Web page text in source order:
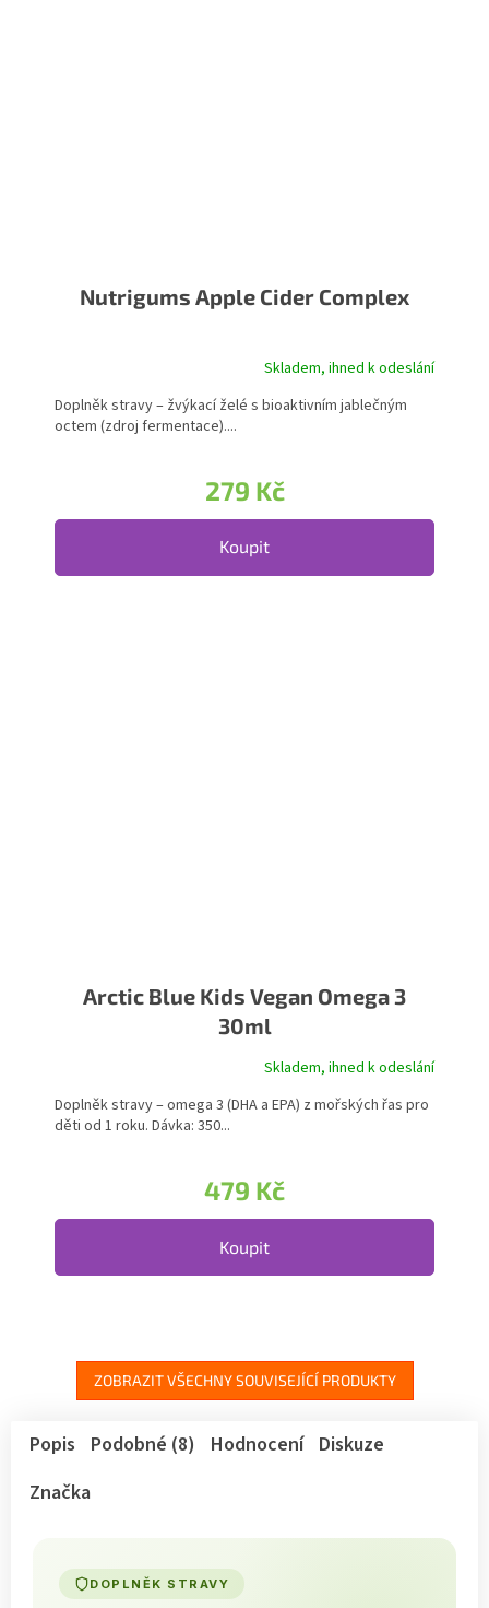
Nutrigums Apple Cider Complex
Skladem, ihned k odeslání
279 Kč
Koupit
Doplněk stravy – žvýkací želé s bioaktivním jablečným
octem (zdroj fermentace)....
Arctic Blue Kids Vegan Omega 3
30ml
Skladem, ihned k odeslání
479 Kč
Koupit
Doplněk stravy – omega 3 (DHA a EPA) z mořských řas pro
děti od 1 roku. Dávka: 350...
ZOBRAZIT VŠECHNY SOUVISEJÍCÍ PRODUKTY
Popis Podobné (8) Hodnocení Diskuze
Značka
DOPLNĚK STRAVY